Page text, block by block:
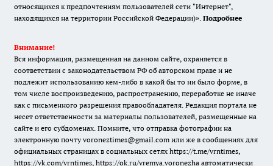
относящихся к предпочтениям пользователей сети "Интернет",
находящихся на территории Российской Федерации)». Подробнее
Внимание!
Вся информация, размещенная на данном сайте, охраняется в
соответствии с законодательством РФ об авторском праве и не
подлежит использованию кем-либо в какой бы то ни было форме, в
том числе воспроизведению, распространению, переработке не иначе
как с письменного разрешения правообладателя. Редакция портала не
несет ответственности за материалы пользователей, размещенные на
сайте и его субдоменах. Помните, что отправка фотографии на
электронную почту voroneztimes@gmail.com или же в сообщениях для
официальных страницах в социальных сетях https://t.me/vrntimes,
https://vk.com/vrntimes, https://ok.ru/vremya.voronezha автоматически